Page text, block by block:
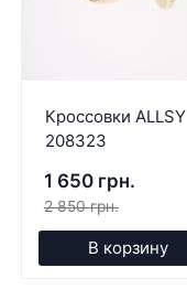
Кроссовки ALLSY
208323
1 650 грн.
2 850 грн.
В корзину